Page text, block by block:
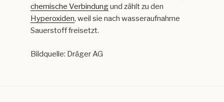
chemische Verbindungund zählt zu den
Hyperoxiden, weil sie nach wasseraufnahme
Sauerstoff freisetzt.
Bildquelle: Dräger AG